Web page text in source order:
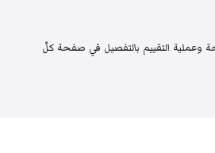
وعملية التقييم بالتفصيل في صفحة كلّ